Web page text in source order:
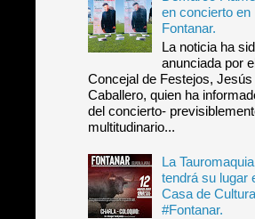
en concierto en
Fontanar.
La noticia ha
anunciada por
Concejal de Festejos, Jesús
Caballero, quien ha
del concierto-
multitudinario...
La Tauromaquia
tendrá su lugar
Casa de
#Fontanar.